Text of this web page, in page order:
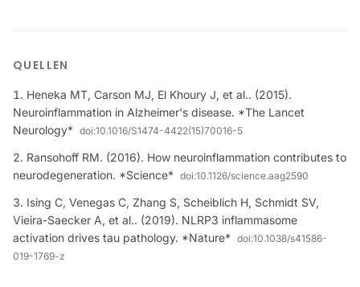
QUELLEN
Heneka MT, Carson MJ, El Khoury J, et al.. (2015).
Neuroinflammation in Alzheimer's disease. *The Lancet
Neurology* doi:10.1016/S1474-4422(15)70016-5
Ransohoff RM. (2016). How neuroinflammation contributes to
neurodegeneration. *Science* doi:10.1126/science.aag2590
Ising C, Venegas C, Zhang S, Scheiblich H, Schmidt SV,
Vieira-Saecker A, et al.. (2019). NLRP3 inflammasome
activation drives tau pathology. *Nature* doi:10.1038/s41586-
019-1769-z